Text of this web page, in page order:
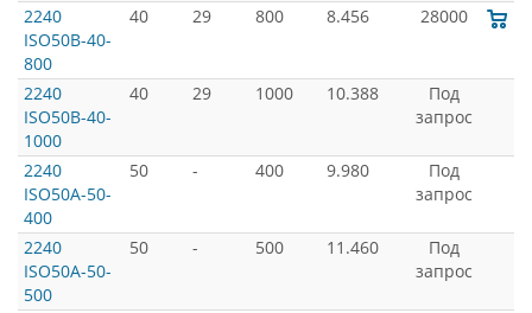
2240
ISO50B-40-
800
40 29 800 8.456 28000
2240
ISO50B-40-
1000
40 29 1000 10.388
Под
запрос
2240
ISO50A-50-
400
50 - 400 9.980
Под
запрос
2240
ISO50A-50-
500
50 - 500 11.460
Под
запрос